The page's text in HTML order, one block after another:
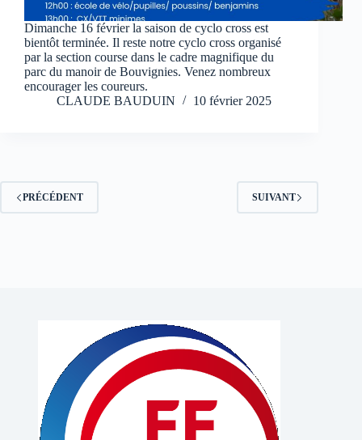
Dimanche 16 février la saison de cyclo cross est
bientôt terminée. Il reste notre cyclo cross organisé
par la section course dans le cadre magnifique du
parc du manoir de Bouvignies. Venez nombreux
encourager les coureurs.
CLAUDE BAUDUIN
10 février 2025
PRÉCÉDENT SUIVANT